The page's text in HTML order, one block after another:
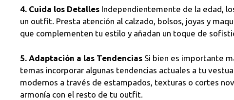
4. Cuida los Detalles Independientemente de la edad,
un outfit. Presta atención al calzado, bolsos, joyas y
que complementen tu estilo y añadan un toque de
5. Adaptación a las Tendencias Si bien es importante
temas incorporar algunas tendencias actuales a tu
modernos a través de estampados, texturas o cortes
armonía con el resto de tu outfit.